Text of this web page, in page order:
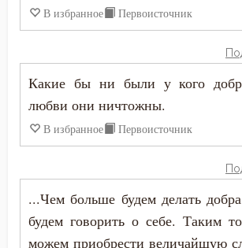
Подвиг
Подготовка к смерти
Познание себя
Покаяние
Помощь Божия
В избранное Первоисточник
Какие бы ни были у кого
любви они ничтожны.
В избранное Первоисточник
...Чем больше будем делать
будем говорить о себе. Таким
можем приобрести величайшую